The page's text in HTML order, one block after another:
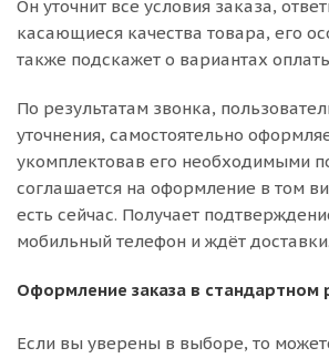
Он уточнит все условия заказа,
касающиеся качества товара, его
также подскажет о вариантах
По результатам звонка,
уточнения, самостоятельно
укомплектовав его необходимыми
соглашается на оформление в том
есть сейчас. Получает
мобильный телефон и ждёт доставки.
Оформление заказа в стандартном
Если вы уверены в выборе, то